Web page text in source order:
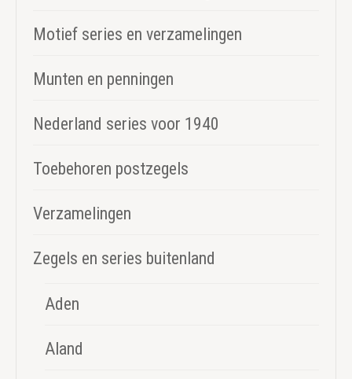
Motief series en verzamelingen
Munten en penningen
Nederland series voor 1940
Toebehoren postzegels
Verzamelingen
Zegels en series buitenland
Aden
Aland